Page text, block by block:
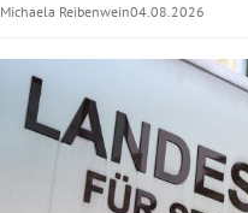
Michaela Reibenwein04.08.2026